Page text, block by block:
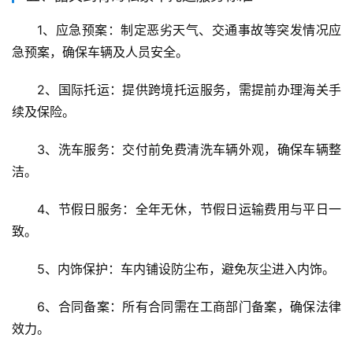
1、应急预案：制定恶劣天气、交通事故等突发情况应
急预案，确保车辆及人员安全。
2、国际托运：提供跨境托运服务，需提前办理海关手
续及保险。
3、洗车服务：交付前免费清洗车辆外观，确保车辆整
洁。
4、节假日服务：全年无休，节假日运输费用与平日一
致。
5、内饰保护：车内铺设防尘布，避免灰尘进入内饰。
6、合同备案：所有合同需在工商部门备案，确保法律
效力。